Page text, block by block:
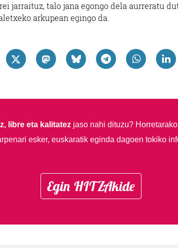
jarraituz, talo jana egongo dela aurreratu
arkupean egingo da.
libre eta kalitatezjaso nahi dituzu?
esker, euskaratik eginda dagoen tokiko
Egin HITZAkide